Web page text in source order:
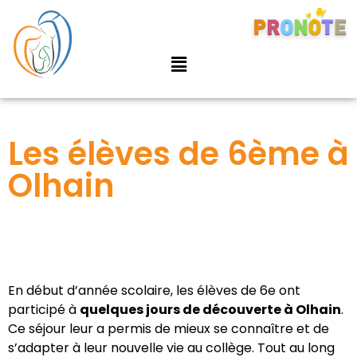
Les élèves de 6ème à
Olhain
En début d’année scolaire, les élèves de 6e ont
participé à quelques jours de découverte à Olhain.
Ce séjour leur a permis de mieux se connaître et de
s’adapter à leur nouvelle vie au collège. Tout au long